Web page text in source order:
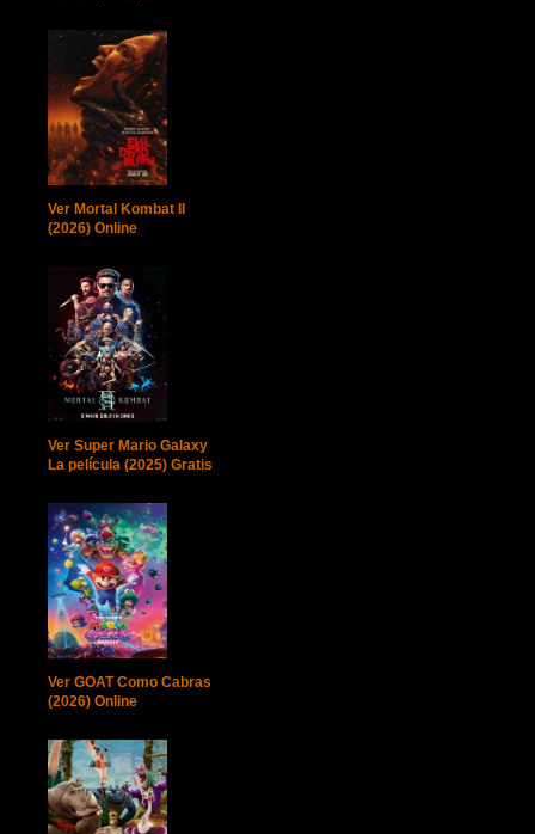
Ver Mortal Kombat II
(2026) Online
Ver Super Mario Galaxy
La película (2025) Gratis
Ver GOAT Como Cabras
(2026) Online